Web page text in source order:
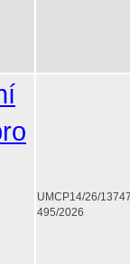
UMCP14/26/
495/2026